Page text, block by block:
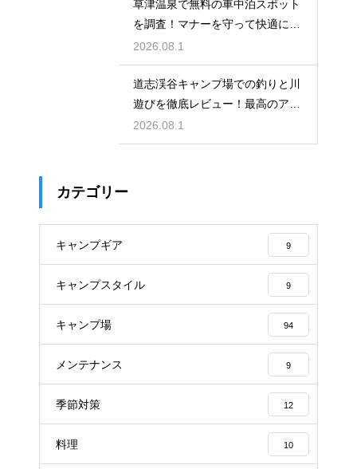
草津温泉で無料の車中泊スポット
を調査！マナーを守って快適に過
ごす方法
2026.08.1
道志渓谷キャンプ場での釣りと川
遊びを徹底レビュー！最高のアク
ティビティ
2026.08.1
カテゴリー
キャンプギア 9
キャンプスタイル 9
キャンプ場 94
メンテナンス 9
季節対策 12
料理 10